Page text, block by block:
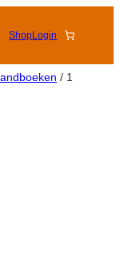
ShopLogin
/ 1